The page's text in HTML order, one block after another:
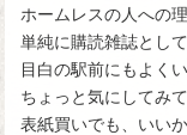
ホームレスの人への
単純に購読雑誌とし
目白の駅前にもよく
ちょっと気にしてみて
表紙買いでも、いい